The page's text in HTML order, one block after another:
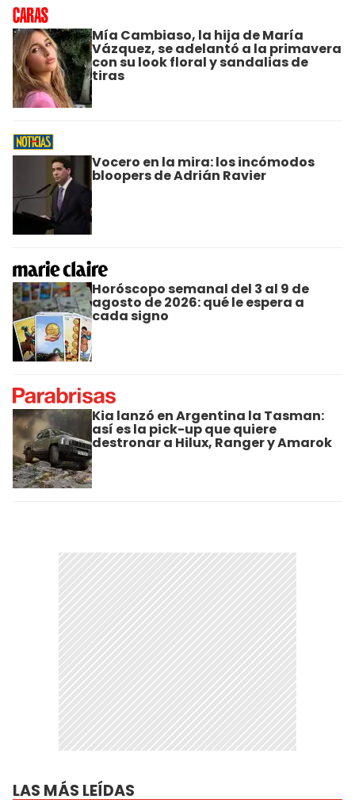
Mía Cambiaso, la hija de María
Vázquez, se adelantó a la primavera
con su look floral y sandalias de
tiras
Vocero en la mira: los incómodos
bloopers de Adrián Ravier
Horóscopo semanal del 3 al 9 de
agosto de 2026: qué le espera a
cada signo
Kia lanzó en Argentina la Tasman:
así es la pick-up que quiere
destronar a Hilux, Ranger y Amarok
LAS MÁS LEÍDAS